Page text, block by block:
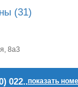
(31)
8а3
022..показать